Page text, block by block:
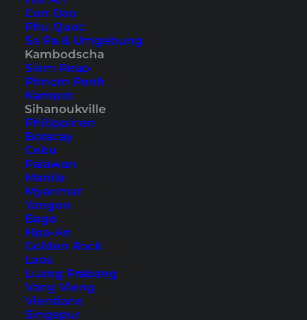
Con Dao
Phu Quoc
Sa Pa & Umgebung
Kambodscha
Siem Reap
Phnom Penh
Kampot
Sihanoukville
Philippinen
Boracay
Cebu
Palawan
Manila
Myanmar
Yangon
Bago
Hpa-An
Golden Rock
Laos
Luang Prabang
Vang Vieng
Vientiane
Singapur
5. M’Pay Bay
Fazit
Anreise nach Koh Rong
Samloem